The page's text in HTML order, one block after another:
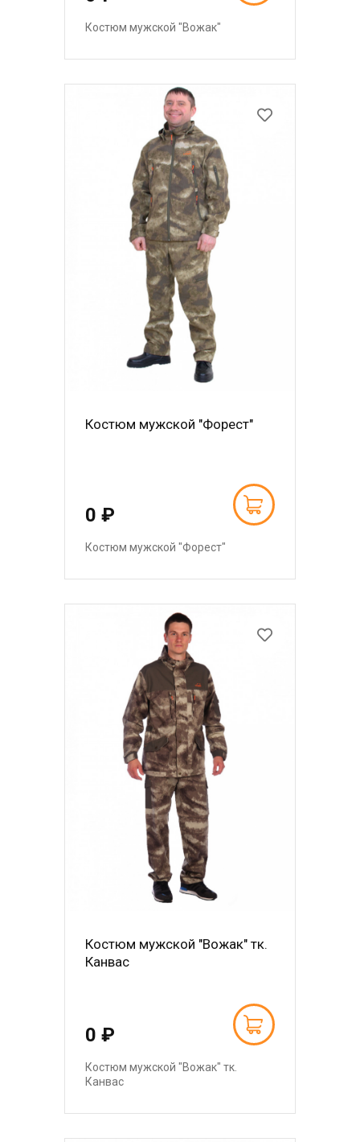
Костюм мужской "Вожак"
Костюм мужской "Форест"
0 ₽
Костюм мужской "Форест"
Костюм мужской "Вожак" тк.
Канвас
0 ₽
Костюм мужской "Вожак" тк.
Канвас